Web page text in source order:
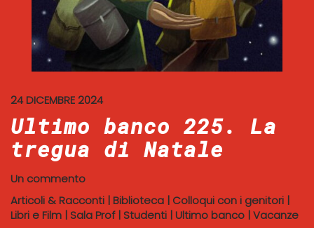
24 DICEMBRE 2024
Ultimo banco 225. La
tregua di Natale
Un commento
Articoli & Racconti | Biblioteca | Colloqui con i genitori |
Libri e Film | Sala Prof| Studenti | Ultimo banco |Vacanze